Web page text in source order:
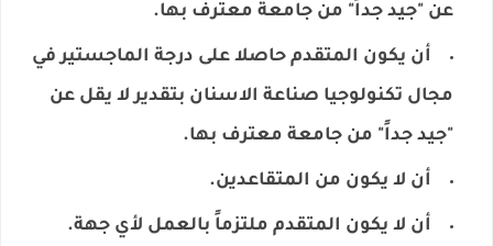
عن "جيد جداً" من جامعة معترف بها.
أن يكون المتقدم حاصلا على درجة الماجستير في
مجال تكنولوجيا صناعة الاسنان بتقدير لا يقل عن
"جيد جداً" من جامعة معترف بها.
أن لا يكون من المتقاعدين.
أن لا يكون المتقدم ملتزماً بالعمل لأي جهة.